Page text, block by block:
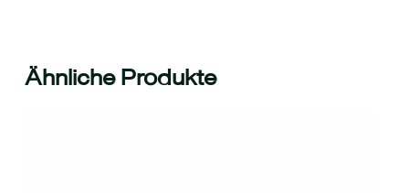
Ähnliche Produkte